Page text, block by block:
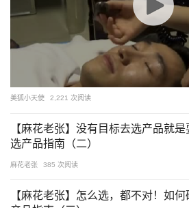
美狐小天使 2,221 次阅读
【麻花老张】没有目标去选产品就
选产品指南（二）
麻花老张 385 次阅读
【麻花老张】怎么选，都不对！如